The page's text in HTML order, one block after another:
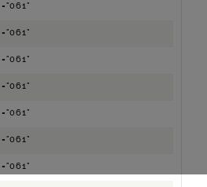
="061"
="061"
="061"
="061"
="061"
="061"
="061"